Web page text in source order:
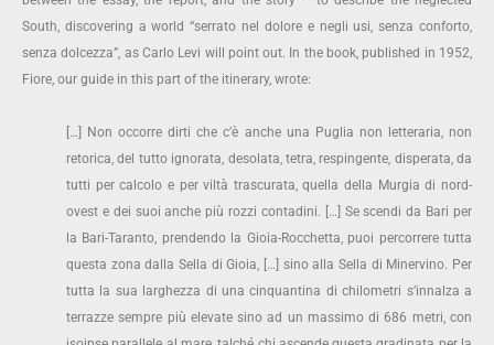
South, discovering a world “serrato nel dolore e negli usi, senza conforto,
senza dolcezza”, as Carlo Levi will point out. In the book, published in 1952,
Fiore, our guide in this part of the itinerary, wrote:
[…] Non occorre dirti che c’è anche una Puglia non letteraria, non
retorica, del tutto ignorata, desolata, tetra, respingente, disperata, da
tutti per calcolo e per viltà trascurata, quella della Murgia di nord-
ovest e dei suoi anche più rozzi contadini. […] Se scendi da Bari per
la Bari-Taranto, prendendo la Gioia-Rocchetta, puoi percorrere tutta
questa zona dalla Sella di Gioia, […] sino alla Sella di Minervino. Per
tutta la sua larghezza di una cinquantina di chilometri s’innalza a
terrazze sempre più elevate sino ad un massimo di 686 metri, con